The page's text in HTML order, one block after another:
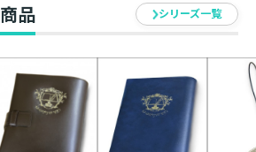
品 シリーズ一覧